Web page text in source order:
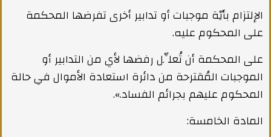
الإلتزام بأيّة موجبات أو تدابير أخرى تفرضها المحكمة
على المحكوم عليه.
على المحكمة أن تُعلِّل رفضها لأي من التدابير أو
الموجبات المُقترحة من دائرة استعادة الأموال في حالة
المحكوم عليهم بجرائم الفساد.».
المادة الخامسة: